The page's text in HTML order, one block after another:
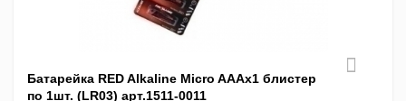
Батарейка RED Alkaline Micro AAAx1 блистер
по 1шт. (LR03) арт.1511-0011